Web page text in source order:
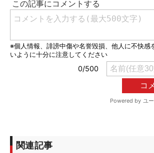
関連記事